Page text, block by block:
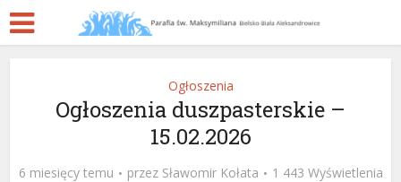
Ogłoszenia
Ogłoszenia duszpasterskie –
15.02.2026
6 miesięcy temu przez Sławomir Kołata 1 443 Wyświetlenia